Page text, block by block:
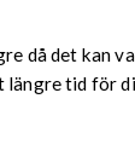
då det kan
tid för